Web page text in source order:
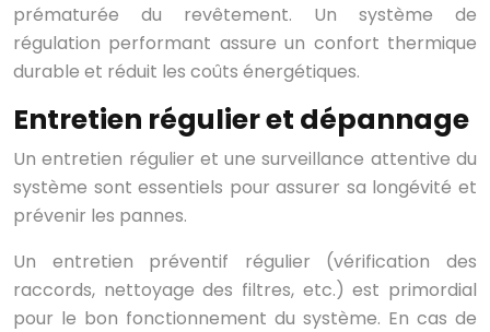
prématurée du revêtement. Un système de
régulation performant assure un confort thermique
durable et réduit les coûts énergétiques.
Entretien régulier et dépannage
Un entretien régulier et une surveillance attentive du
système sont essentiels pour assurer sa longévité et
prévenir les pannes.
Un entretien préventif régulier (vérification des
raccords, nettoyage des filtres, etc.) est primordial
pour le bon fonctionnement du système. En cas de